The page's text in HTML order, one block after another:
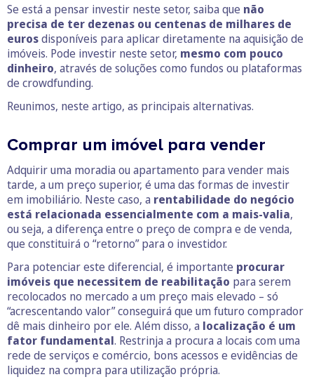
Se está a pensar investir neste setor, saiba que não
precisa de ter dezenas ou centenas de milhares de
eurosdisponíveis para aplicar diretamente na aquisição de
imóveis. Pode investir neste setor, mesmo com pouco
dinheiro, através de soluções como fundos ou plataformas
de crowdfunding.
Reunimos, neste artigo, as principais alternativas.
Comprar um imóvel para vender
Adquirir uma moradia ou apartamento para vender mais
tarde, a um preço superior, é uma das formas de investir
em imobiliário. Neste caso, a rentabilidade do negócio
está relacionada essencialmente com a mais-valia,
ou seja, a diferença entre o preço de compra e de venda,
que constituirá o “retorno” para o investidor.
Para potenciar este diferencial, é importante procurar
imóveis que necessitem de reabilitação para serem
recolocados no mercado a um preço mais elevado – só
“acrescentando valor” conseguirá que um futuro comprador
dê mais dinheiro por ele. Além disso, a localização é um
fator fundamental. Restrinja a procura a locais com uma
rede de serviços e comércio, bons acessos e evidências de
liquidez na compra para utilização própria.